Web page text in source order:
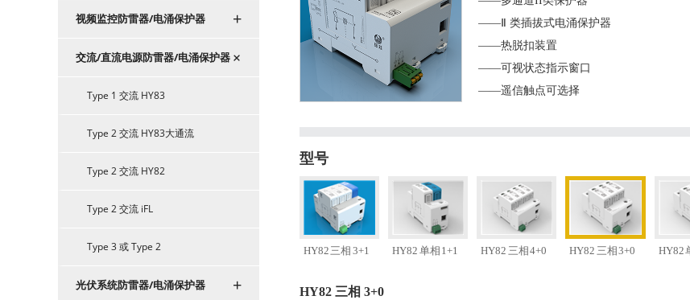
视频监控防雷器/电涌保护器 +
交流/直流电源防雷器/电涌保护器+
Type 1 交流 HY83
Type 2 交流 HY83大通流
Type 2 交流 HY82
Type 2 交流 iFL
Type 3 或 Type 2
光伏系统防雷器/电涌保护器 +
——Ⅱ 类插拔式电涌保护器
——热脱扣装置
——可视状态指示窗口
——遥信触点可选择
型号
HY82 三相 3+1 HY82 单相 1+1 HY82 三相 4+0 HY82 三相 3+0 HY82
HY82 三相 3+0